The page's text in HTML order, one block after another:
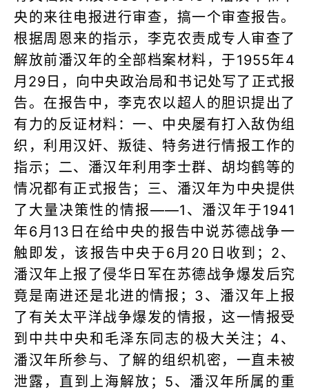
央的来往电报进行审查，搞一个审查报告。
根据周恩来的指示，李克农责成专人审查了
解放前潘汉年的全部档案材料，于1955年4
月29日，向中央政治局和书记处写了正式报
告。在报告中，李克农以超人的胆识提出了
有力的反证材料：一、中央屡有打入敌伪组
织，利用汉奸、叛徒、特务进行情报工作的
指示；二、潘汉年利用李士群、胡均鹤等的
情况都有正式报告；三、潘汉年为中央提供
了大量决策性的情报——1、潘汉年于1941
年6月13日在给中央的报告中说苏德战争一
触即发，该报告中央于6月20日收到；2、
潘汉年上报了侵华日军在苏德战争爆发后究
竟是南进还是北进的情报；3、潘汉年上报
了有关太平洋战争爆发的情报，这一情报受
到中共中央和毛泽东同志的极大关注；4、
潘汉年所参与、了解的组织机密，一直未被
泄露，直到上海解放；5、潘汉年所属的重